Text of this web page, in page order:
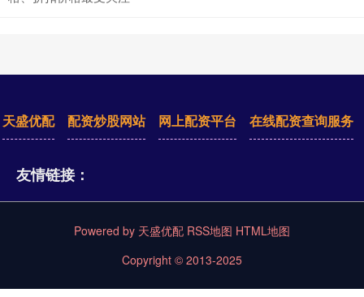
天盛优配 配资炒股网站 网上配资平台 在线配资查询服务
友情链接：
Powered by 天盛优配 RSS地图 HTML地图
Copyright © 2013-2025